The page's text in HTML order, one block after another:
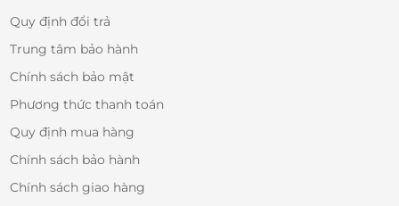
Quy định đổi trả
Trung tâm bảo hành
Chính sách bảo mật
Phương thức thanh toán
Quy định mua hàng
Chính sách bảo hành
Chính sách giao hàng